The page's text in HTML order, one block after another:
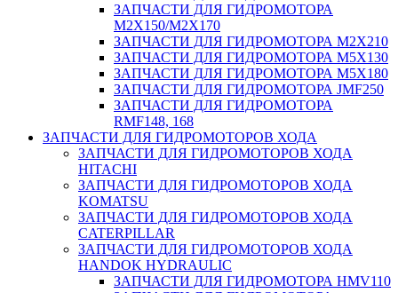
ЗАПЧАСТИ ДЛЯ ГИДРОМОТОРА
M2X150/M2X170
ЗАПЧАСТИ ДЛЯ ГИДРОМОТОРА M2X210
ЗАПЧАСТИ ДЛЯ ГИДРОМОТОРА M5X130
ЗАПЧАСТИ ДЛЯ ГИДРОМОТОРА M5X180
ЗАПЧАСТИ ДЛЯ ГИДРОМОТОРА JMF250
ЗАПЧАСТИ ДЛЯ ГИДРОМОТОРА
RMF148, 168
ЗАПЧАСТИ ДЛЯ ГИДРОМОТОРОВ ХОДА
ЗАПЧАСТИ ДЛЯ ГИДРОМОТОРОВ ХОДА
HITACHI
ЗАПЧАСТИ ДЛЯ ГИДРОМОТОРОВ ХОДА
KOMATSU
ЗАПЧАСТИ ДЛЯ ГИДРОМОТОРОВ ХОДА
CATERPILLAR
ЗАПЧАСТИ ДЛЯ ГИДРОМОТОРОВ ХОДА
HANDOK HYDRAULIC
ЗАПЧАСТИ ДЛЯ ГИДРОМОТОРА HMV110